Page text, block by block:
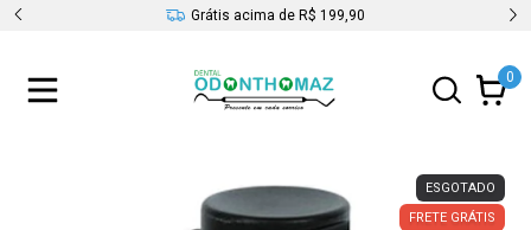
Grátis acima de R$ 199,90
0
ESGOTADO
FRETE GRÁTIS